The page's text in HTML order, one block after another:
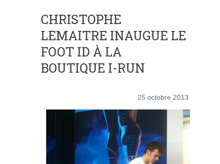
CHRISTOPHE
LEMAITRE INAUGUE LE
FOOT ID À LA
BOUTIQUE I-RUN
25 octobre 2013